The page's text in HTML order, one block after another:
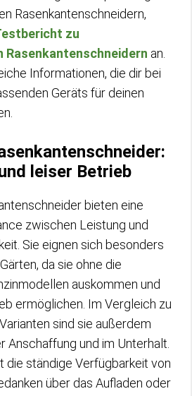
Rasenkantenschneidern,
zu
Rasenkantenschneidern an.
Informationen, die dir bei
Geräts für deinen
leiser Betrieb
bieten eine
zwischen Leistung und
Sie eignen sich besonders
da sie ohne die
auskommen und
ermöglichen. Im Vergleich zu
sind sie außerdem
Anschaffung und im Unterhalt.
die ständige Verfügbarkeit von
über das Aufladen oder